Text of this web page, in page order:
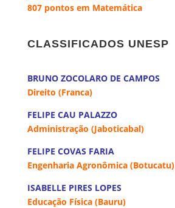
807 pontos em Matemática
CLASSIFICADOS UNESP
BRUNO ZOCOLARO DE CAMPOS
Direito (Franca)
FELIPE CAU PALAZZO
Administração (Jaboticabal)
FELIPE COVAS FARIA
Engenharia Agronômica (Botucatu)
ISABELLE PIRES LOPES
Educação Física (Bauru)